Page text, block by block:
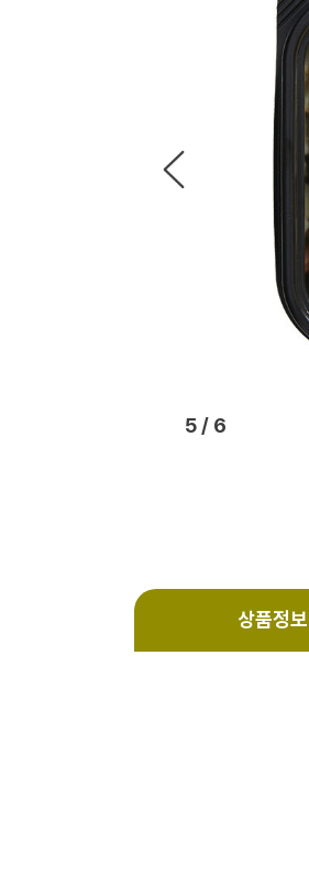
6 / 6
상품정보